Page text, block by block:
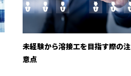
未経験から溶接工を目指す際の注
意点